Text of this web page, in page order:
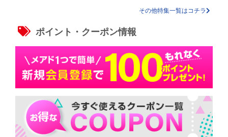
その他特集一覧はコチラ
ポイント・クーポン情報